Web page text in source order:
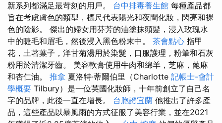
新系列都滿足最苛刻的用戶。 台中排毒養生館 每種產品都
旨在考慮膚色的類型，標尺代表陽光和夜間化妝，閃亮和裸
色的陰影。 傑出的婦女用芬芳的油塗抹頭髮，浸入玫瑰水
中的睫毛和眉毛，然後浸入黑色粉末中。 茶會點心 指甲
花，土著葉子，洋甘菊湯用於染髮，口服護理，粉筆和石灰
粉用於清潔牙齒。 美容軟膏使用牛肉和綿羊，芝麻，蓖麻
和杏仁油。 推拿 夏洛特·蒂爾伯里（Charlotte 記帳士-會計
學概要 Tilbury）是一位英國化妝師，十年前創立了自己名
字的品牌，此後一直在增長。 台胞證宜蘭 他推出了許多產
品，這些產品以暴風雨的方式征服了美容行業，並在2021